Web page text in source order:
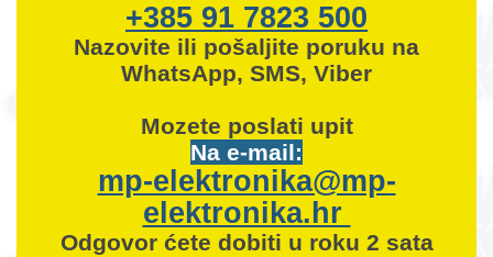
+385 91 7823 500
Nazovite ili pošaljite poruku na
WhatsApp, SMS, Viber
Mozete poslati upit
Na e-mail:
mp-elektronika@mp-
elektronika.hr
Odgovor ćete dobiti u roku 2 sata